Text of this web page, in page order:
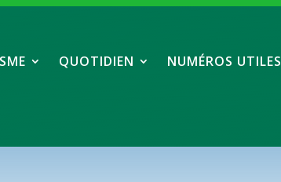
QUOTIDIEN NUMÉROS UTILES